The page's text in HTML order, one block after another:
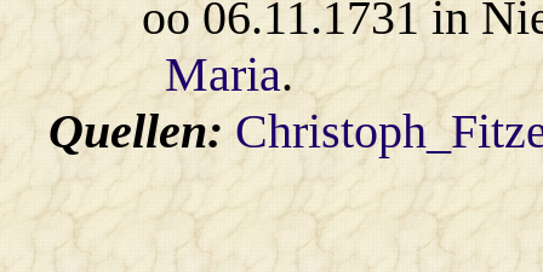
oo 06.11.1731 in
Maria.
Quellen: